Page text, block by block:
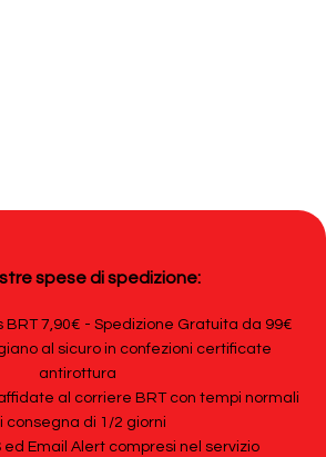
spese di spedizione:
BRT 7,90€ - Spedizione Gratuita da 99€
al sicuro in confezioni certificate
antirottura
al corriere BRT con tempi normali
consegna di 1/2 giorni
ed Email Alert compresi nel servizio